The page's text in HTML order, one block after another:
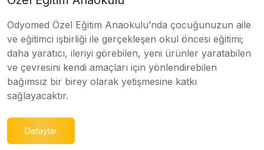
Odyomed Özel Eğitim Anaokulu’nda çocuğunuzun aile
ve eğitimci işbirliği ile gerçekleşen okul öncesi eğitimi;
daha yaratıcı, ileriyi görebilen, yeni ürünler yaratabilen
ve çevresini kendi amaçları için yönlendirebilen
bağımsız bir birey olarak yetişmesine katkı
sağlayacaktır.
Detaylar